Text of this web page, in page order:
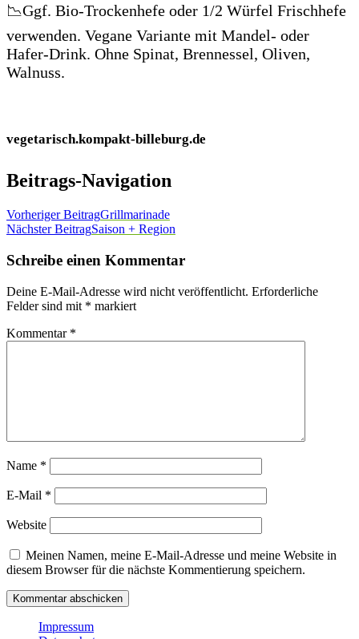
📉Ggf. Bio-Trockenhefe oder 1/2 Würfel Frischhefe
verwenden. Vegane Variante mit Mandel- oder
Hafer-Drink. Ohne Spinat, Brennessel, Oliven,
Walnuss.
vegetarisch.kompakt-billeburg.de
Beitrags-Navigation
Vorheriger BeitragGrillmarinade
Nächster BeitragSaison + Region
Schreibe einen Kommentar
Deine E-Mail-Adresse wird nicht veröffentlicht. Erforderliche
Felder sind mit * markiert
Kommentar *
Name *
E-Mail *
Website
Meinen Namen, meine E-Mail-Adresse und meine Website in
diesem Browser für die nächste Kommentierung speichern.
Impressum